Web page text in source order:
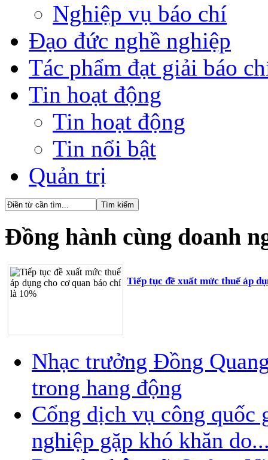
Nghiệp vụ báo chí
Đạo đức nghề nghiệp
Tác phẩm đạt giải báo
Tin hoạt động
Tin hoạt động
Tin nổi bật
Quản trị
Đồng hành cùng doanh
Tiếp tục đề xuất mức thuế áp
Nhạc trưởng Đồng
trong hang động
Cổng dịch vụ công quốc
nghiệp gặp khó khăn